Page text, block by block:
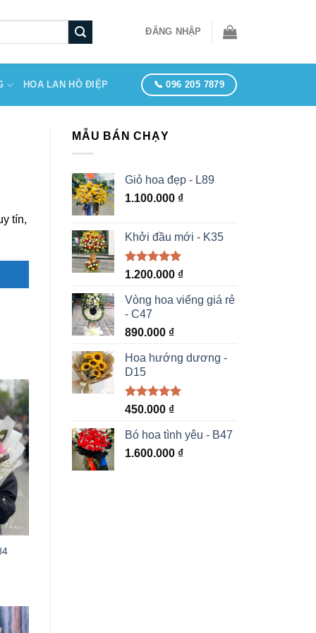
ĐĂNG NHẬP
HOA LAN HỒ ĐIỆP 📞 096 205 7879
tín,
MẪU BÁN CHẠY
Giỏ hoa đẹp - L89
1.100.000 ₫
Khởi đầu mới - K35
Được xếp
5 sao
1.200.000 ₫
Vòng hoa viếng giá rẻ
- C47
890.000 ₫
Hoa hướng dương -
D15
Được xếp
5 sao
450.000 ₫
Bó hoa tình yêu - B47
1.600.000 ₫